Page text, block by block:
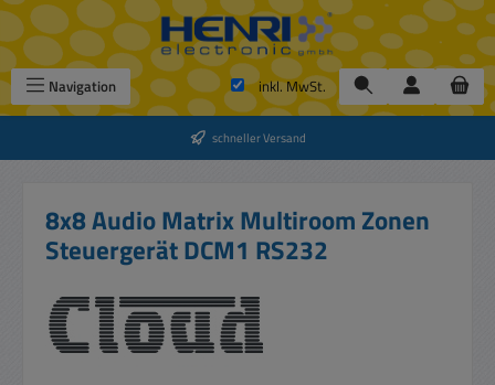
Zum Hauptinhalt springen
Navigation inkl. MwSt.
schneller Versand
8x8 Audio Matrix Multiroom Zonen
Steuergerät DCM1 RS232